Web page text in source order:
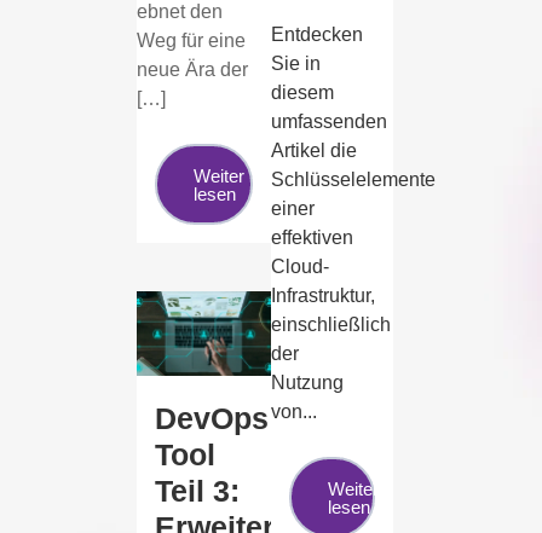
ebnet den
Weg für eine
neue Ära der
[…]
Weiter
lesen
DevOps
Tool
Teil 3:
Entdecken
Sie in
diesem
umfassenden
Artikel die
Schlüsselelemente
einer
effektiven
Cloud-
Infrastruktur,
einschließlich
der
Nutzung
von...
Weiter
lesen